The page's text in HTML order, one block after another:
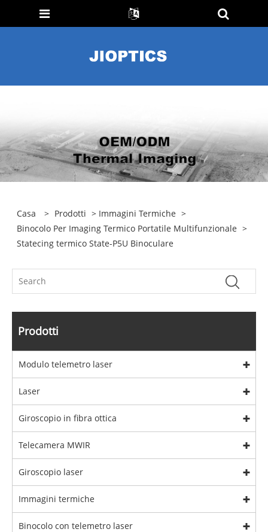
Casa > Prodotti > Immagini Termiche >
Binocolo Per Imaging Termico Portatile Multifunzionale >
Statecing termico State-P5U Binoculare
Prodotti
Modulo telemetro laser
Laser
Giroscopio in fibra ottica
Telecamera MWIR
Giroscopio laser
Immagini termiche
Binocolo con telemetro laser